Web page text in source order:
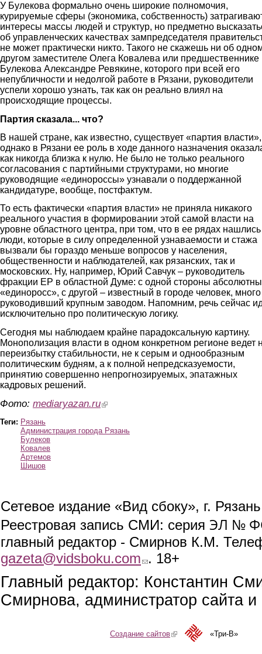
У Булекова формально очень широкие полномочия,
курируемые сферы (экономика, собственность)
интересы массы людей и структур, но предметно
об управленческих качествах зампредседателя
не может практически никто. Такого не скажешь ни об
другом заместителе Олега Ковалева или предшественнике
Булекова Александре Ревякине, которого при всей его
непубличности и недолгой работе в Рязани, руководители
успели хорошо узнать, так как он реально влиял на
происходящие процессы.
Партия сказала... что?
В нашей стране, как известно, существует «партия власти»,
однако в Рязани ее роль в ходе данного назначения
как никогда близка к нулю. Не было не только реального
согласования с партийными структурами, но многие
руководящие «единороссы» узнавали о поддержанной
кандидатуре, вообще, постфактум.
То есть фактически «партия власти» не приняла никакого
реального участия в формировании этой самой власти на
уровне областного центра, при том, что в ее рядах
люди, которые в силу определенной узнаваемости и стажа
вызвали бы гораздо меньше вопросов у населения,
общественности и наблюдателей, как рязанских, так и
московских. Ну, например, Юрий Савчук – руководитель
фракции ЕР в областной Думе: с одной стороны
«единоросс», с другой – известный в городе человек, много
руководивший крупным заводом. Напомним, речь сейчас
исключительно про политическую логику.
Сегодня мы наблюдаем крайне парадоксальную картину.
Монополизация власти в одном конкретном регионе ведет
переизбытку стабильности, не к серым и однообразным
политическим будням, а к полной непредсказуемости,
принятию совершенно непрогнозируемых, эпатажных
кадровых решений.
Фото: mediaryazan.ru(link is external)
Теги: Рязань
Администрация города Рязань
Булеков
Ковалев
Артемов
Шишов
Сетевое издание «Вид сбоку», г.
Реестровая запись СМИ: серия ЭЛ №
главный редактор - Смирнов К.М.
gazeta@vidsboku.com (link sends e-mail)
. 18+
Главный редактор: Константин
Смирнова, администратор сайта
Создание сайтов(link is external)«Три-В»